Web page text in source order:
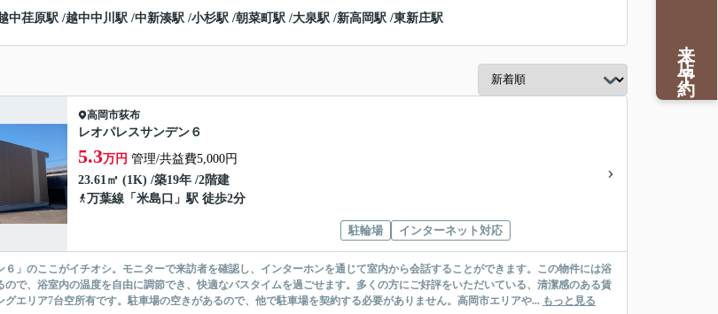
中荏原駅 /越中中川駅 /中新湊駅 /小杉駅 /朝菜町駅 /大泉駅 /新高岡駅 /東新庄駅
高岡市荻布
レオパレスサンデン６
5.3万円 管理/共益費5,000円
23.61㎡ (1K) /築19年 /2階建
万葉線 「 米島口 」駅 徒歩2分
駐輪場 インターネット対応
６」のここがイチオシ。モニターで来訪者を確認し、インターホンを通じて室内から会話することができます。この物件には浴
ので、浴室内の温度を自由に調節でき、快適なバスタイムを過ごせます。多くの方にご好評をいただいている、清潔感のある賃
グエリア7台空所有です。駐車場の空きがあるので、他で駐車場を契約する必要がありません。高岡市エリアや... もっと見る
来店予約